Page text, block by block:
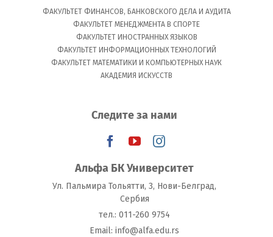
ФАКУЛЬТЕТ ФИНАНСОВ, БАНКОВСКОГО ДЕЛА И АУДИТА
ФАКУЛЬТЕТ МЕНЕДЖМЕНТА В СПОРТЕ
ФАКУЛЬТЕТ ИНОСТРАННЫХ ЯЗЫКОВ
ФАКУЛЬТЕТ ИНФОРМАЦИОННЫХ ТЕХНОЛОГИЙ
ФАКУЛЬТЕТ МАТЕМАТИКИ И КОМПЬЮТЕРНЫХ НАУК
АКАДЕМИЯ ИСКУССТВ
Следите за нами
Альфа БК Университет
Ул. Пальмира Тольятти, 3, Нови-Белград,
Сербия
тeл.: 011-260 9754
Email: info@alfa.edu.rs